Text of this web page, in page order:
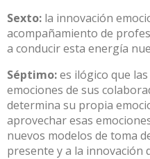
Sexto: la innovación
acompañamiento de
a conducir esta energía
Séptimo:es ilógico que
emociones de sus
determina su propia
aprovechar esas
nuevos modelos de toma
presente y a la innovación